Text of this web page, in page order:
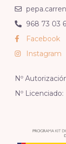
968 73 03
Facebook
Instagram
Nº
Nº Licenciado: